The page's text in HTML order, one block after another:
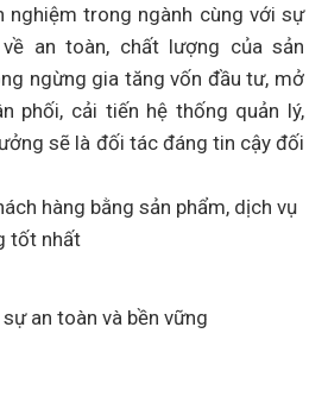
nghiệm trong ngành cùng với sự
an toàn, chất lượng của sản
ngừng gia tăng vốn đầu tư, mở
phối, cải tiến hệ thống quản lý,
sẽ là đối tác đáng tin cậy đối
hàng bằng sản phẩm, dịch vụ
tốt nhất
an toàn và bền vững